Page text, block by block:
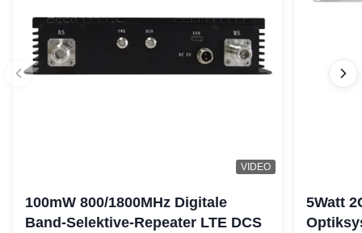
VIDEO
100mW 800/1800MHz Digitale
Band-Selektive-Repeater LTE DCS
5Watt